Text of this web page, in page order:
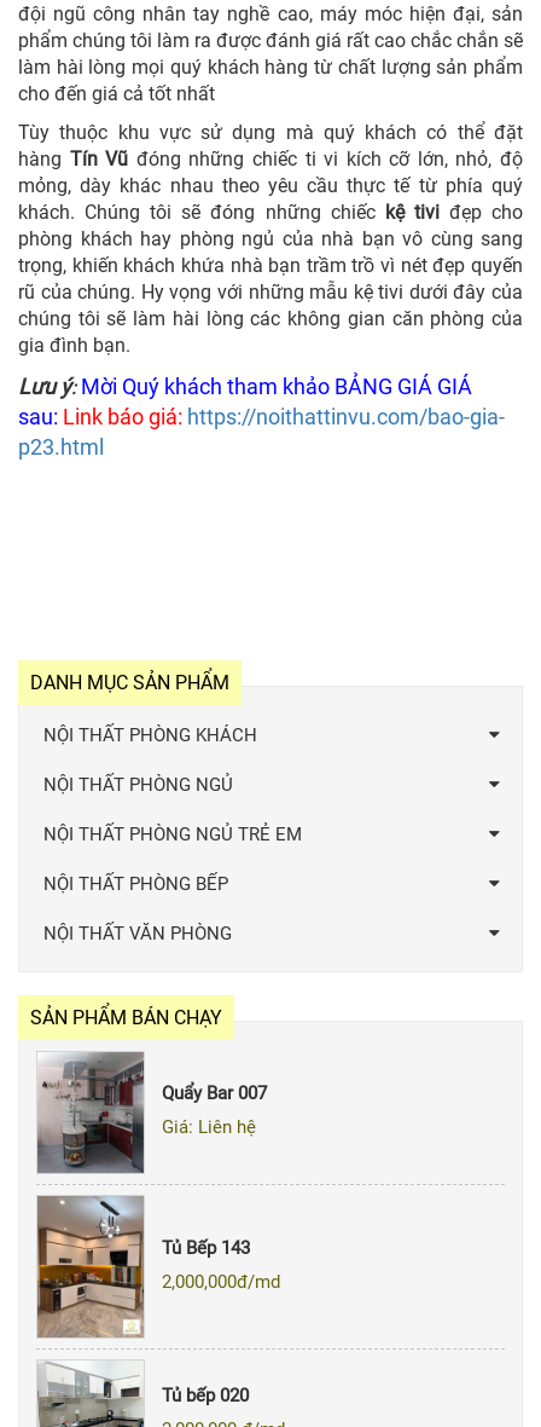
đội ngũ công nhân tay nghề cao, máy móc hiện đại, sản
phẩm chúng tôi làm ra được đánh giá rất cao chắc chắn sẽ
làm hài lòng mọi quý khách hàng từ chất lượng sản phẩm
cho đến giá cả tốt nhất
Tùy thuộc khu vực sử dụng mà quý khách có thể đặt
hàng Tín Vũ đóng những chiếc ti vi kích cỡ lớn, nhỏ, độ
mỏng, dày khác nhau theo yêu cầu thực tế từ phía quý
khách. Chúng tôi sẽ đóng những chiếc kệ tiviđẹp cho
phòng khách hay phòng ngủ của nhà bạn vô cùng sang
trọng, khiến khách khứa nhà bạn trầm trồ vì nét đẹp quyến
rũ của chúng. Hy vọng với những mẫu kệ tivi dưới đây của
chúng tôi sẽ làm hài lòng các không gian căn phòng của
gia đình bạn.
Lưu ý: Mời Quý khách tham khảo BẢNG GIÁ GIÁ
sau: Link báo giá: https://noithattinvu.com/bao-gia-
p23.html
DANH MỤC SẢN PHẨM
NỘI THẤT PHÒNG KHÁCH
NỘI THẤT PHÒNG NGỦ
NỘI THẤT PHÒNG NGỦ TRẺ EM
NỘI THẤT PHÒNG BẾP
NỘI THẤT VĂN PHÒNG
SẢN PHẨM BÁN CHẠY
Quẩy Bar 007
Giá: Liên hệ
Tủ Bếp 143
2,000,000đ/md
Tủ bếp 020